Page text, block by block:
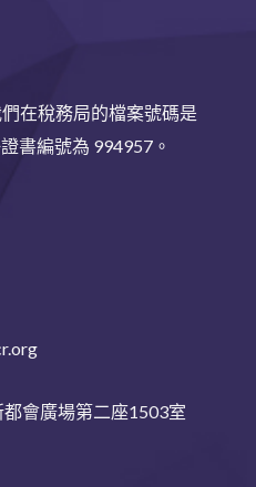
在稅務局的檔案號碼是
書編號為 994957。
會廣場第二座1503室